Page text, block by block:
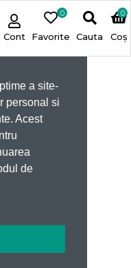
a site-
personal si
Acest
de
Cont Favorite
0
Cauta Coș
0